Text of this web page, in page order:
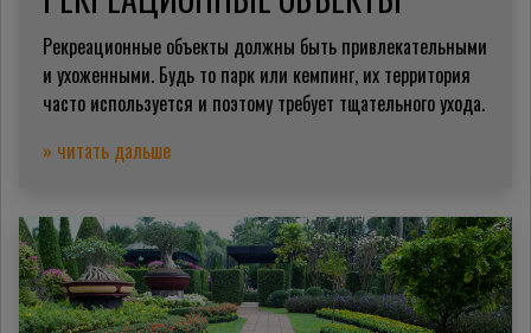
Рекреационные объекты должны быть привлекательными
и ухоженными. Будь то парк или кемпинг, их территория
часто используется и поэтому требует тщательного ухода.
» читать дальше